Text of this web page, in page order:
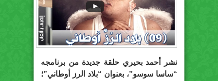
نشر أحمد بحيري حلقة جديدة من برنامجه
“ساسا سوسو”، بعنوان “بلاد الرز أوطاني”؛